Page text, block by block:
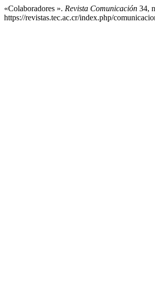
«Colaboradores ». Revista Comunicación 34,
https://revistas.tec.ac.cr/index.php/